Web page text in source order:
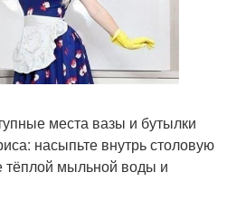
места вазы и бутылки
насыпьте внутрь столовую
тёплой мыльной воды и